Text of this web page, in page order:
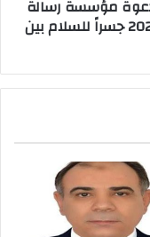
مؤسسة رسالة
السلام العالمية لجعل كأس العالم 2026 جسراً للسلام بين